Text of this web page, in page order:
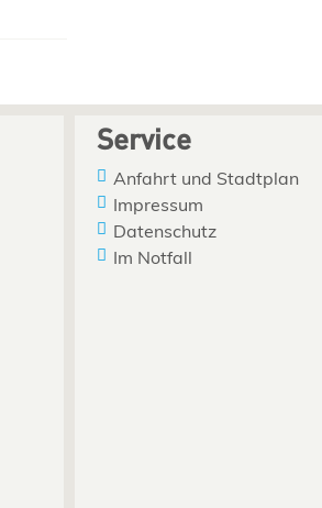
Service
Anfahrt und Stadtplan
Impressum
Datenschutz
Im Notfall